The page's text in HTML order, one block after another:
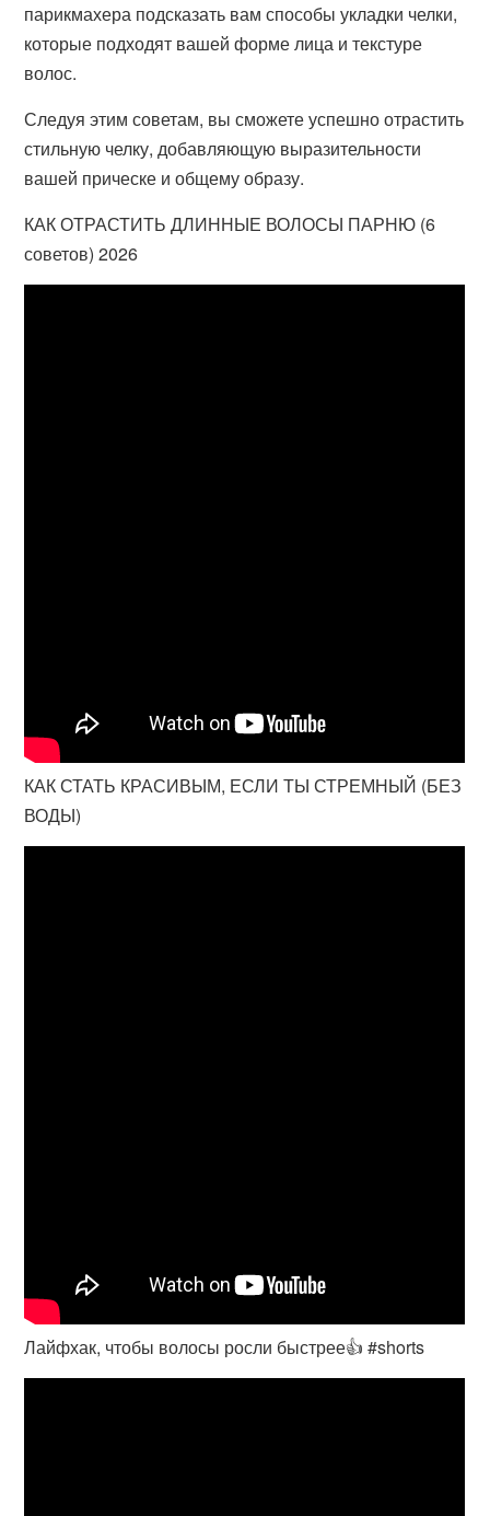
парикмахера подсказать вам способы укладки челки,
которые подходят вашей форме лица и текстуре
волос.
Следуя этим советам, вы сможете успешно отрастить
стильную челку, добавляющую выразительности
вашей прическе и общему образу.
КАК ОТРАСТИТЬ ДЛИННЫЕ ВОЛОСЫ ПАРНЮ (6
советов) 2026
КАК СТАТЬ КРАСИВЫМ, ЕСЛИ ТЫ СТРЕМНЫЙ (БЕЗ
ВОДЫ)
Лайфхак, чтобы волосы росли быстрее👍 #shorts